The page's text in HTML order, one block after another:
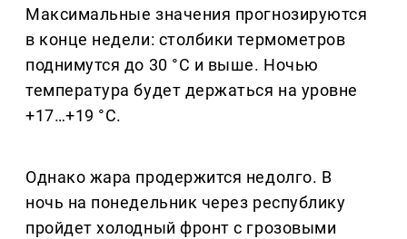
Максимальные значения прогнозируются
в конце недели: столбики термометров
поднимутся до 30 °C и выше. Ночью
температура будет держаться на уровне
+17…+19 °C.
Однако жара продержится недолго. В
ночь на понедельник через республику
пройдет холодный фронт с грозовыми